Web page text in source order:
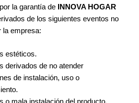
la garantía de
INNOVA HOGAR
de los siguientes eventos no
la empresa:
estéticos.
derivados de no atender
de instalación, uso o